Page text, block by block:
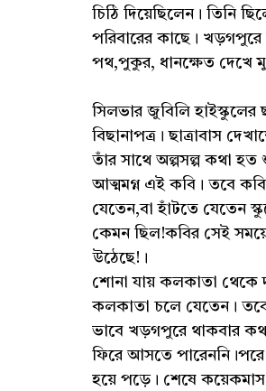
চিঠি দিয়েছিলেন। তিনি
পরিবারের কাছে। খড়গপুরে
পথ,পুকুর, ধানক্ষেত দেখে
সিলভার জুবিলি
বিছানাপত্র। ছাত্রাবাস
তাঁর সাথে অল্পসল্প কথা
আত্মমগ্ন এই কবি। তবে
যেতেন,বা হাঁটতে যেতেন
কেমন ছিল!কবির সেই
উঠেছে!।
শোনা যায় কলকাতা থেকে
কলকাতা চলে যেতেন।
ভাবে খড়গপুরে থাকবার
ফিরে আসতে
হয়ে পড়ে। শেষে কয়েকমাস